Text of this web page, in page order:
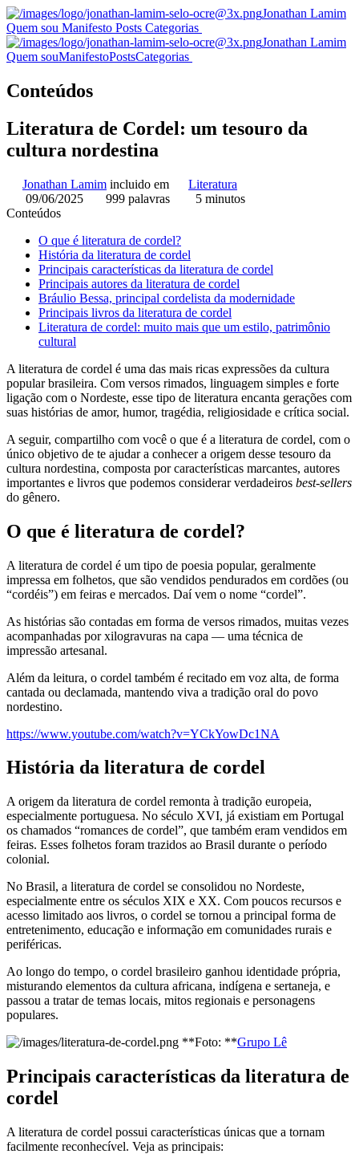
Jonathan Lamim
Quem sou Manifesto Posts Categorias
Jonathan Lamim
Quem souManifestoPostsCategorias
Conteúdos
Literatura de Cordel: um tesouro da
cultura nordestina
Jonathan Lamim incluido em
Literatura
09/06/2025
999 palavras
5 minutos
Conteúdos
O que é literatura de cordel?
História da literatura de cordel
Principais características da literatura de cordel
Principais autores da literatura de cordel
Bráulio Bessa, principal cordelista da modernidade
Principais livros da literatura de cordel
Literatura de cordel: muito mais que um estilo, patrimônio
cultural
A literatura de cordel é uma das mais ricas expressões da cultura
popular brasileira. Com versos rimados, linguagem simples e forte
ligação com o Nordeste, esse tipo de literatura encanta gerações com
suas histórias de amor, humor, tragédia, religiosidade e crítica social.
A seguir, compartilho com você o que é a literatura de cordel, com o
único objetivo de te ajudar a conhecer a origem desse tesouro da
cultura nordestina, composta por características marcantes, autores
importantes e livros que podemos considerar verdadeiros best-sellers
do gênero.
O que é literatura de cordel?
A literatura de cordel é um tipo de poesia popular, geralmente
impressa em folhetos, que são vendidos pendurados em cordões (ou
“cordéis”) em feiras e mercados. Daí vem o nome “cordel”.
As histórias são contadas em forma de versos rimados, muitas vezes
acompanhadas por xilogravuras na capa — uma técnica de
impressão artesanal.
Além da leitura, o cordel também é recitado em voz alta, de forma
cantada ou declamada, mantendo viva a tradição oral do povo
nordestino.
https://www.youtube.com/watch?v=YCkYowDc1NA
História da literatura de cordel
A origem da literatura de cordel remonta à tradição europeia,
especialmente portuguesa. No século XVI, já existiam em Portugal
os chamados “romances de cordel”, que também eram vendidos em
feiras. Esses folhetos foram trazidos ao Brasil durante o período
colonial.
No Brasil, a literatura de cordel se consolidou no Nordeste,
especialmente entre os séculos XIX e XX. Com poucos recursos e
acesso limitado aos livros, o cordel se tornou a principal forma de
entretenimento, educação e informação em comunidades rurais e
periféricas.
Ao longo do tempo, o cordel brasileiro ganhou identidade própria,
misturando elementos da cultura africana, indígena e sertaneja, e
passou a tratar de temas locais, mitos regionais e personagens
populares.
**Foto: **Grupo Lê
Principais características da literatura de
cordel
A literatura de cordel possui características únicas que a tornam
facilmente reconhecível. Veja as principais: